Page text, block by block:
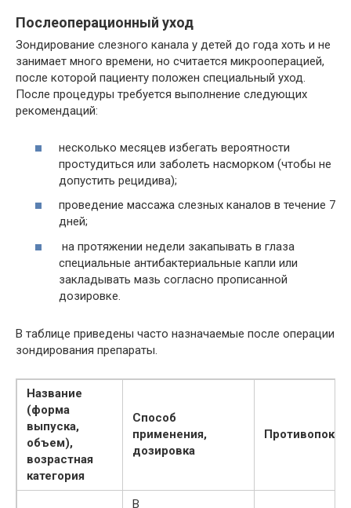
Послеоперационный уход
Зондирование слезного канала у детей до года хоть и не
занимает много времени, но считается микрооперацией,
после которой пациенту положен специальный уход.
После процедуры требуется выполнение следующих
рекомендаций:
несколько месяцев избегать вероятности
простудиться или заболеть насморком (чтобы не
допустить рецидива);
проведение массажа слезных каналов в течение 7
дней;
на протяжении недели закапывать в глаза
специальные антибактериальные капли или
закладывать мазь согласно прописанной
дозировке.
В таблице приведены часто назначаемые после операции
зондирования препараты.
Название
(форма
выпуска,
объем),
возрастная
категория
Способ
применения,
дозировка
В